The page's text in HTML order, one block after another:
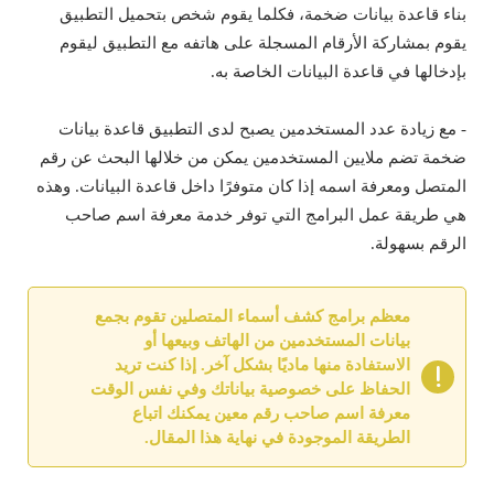
بناء قاعدة بيانات ضخمة، فكلما يقوم شخص بتحميل التطبيق
يقوم بمشاركة الأرقام المسجلة على هاتفه مع التطبيق ليقوم
بإدخالها في قاعدة البيانات الخاصة به.
- مع زيادة عدد المستخدمين يصبح لدى التطبيق قاعدة بيانات
ضخمة تضم ملايين المستخدمين يمكن من خلالها البحث عن رقم
المتصل ومعرفة اسمه إذا كان متوفرًا داخل قاعدة البيانات. وهذه
هي طريقة عمل البرامج التي توفر خدمة معرفة اسم صاحب
الرقم بسهولة.
معظم برامج كشف أسماء المتصلين تقوم بجمع
بيانات المستخدمين من الهاتف وبيعها أو
الاستفادة منها ماديًا بشكل آخر. إذا كنت تريد
الحفاظ على خصوصية بياناتك وفي نفس الوقت
معرفة اسم صاحب رقم معين يمكنك اتباع
الطريقة الموجودة في نهاية هذا المقال.